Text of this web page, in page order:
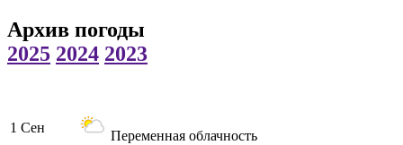
Архив погоды
2025 2024 2023
1 Сен
Переменная облачность